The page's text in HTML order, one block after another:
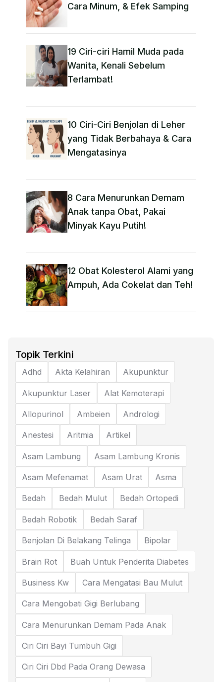
Cara Minum, & Efek Samping
19 Ciri-ciri Hamil Muda pada
Wanita, Kenali Sebelum
Terlambat!
10 Ciri-Ciri Benjolan di Leher
yang Tidak Berbahaya & Cara
Mengatasinya
8 Cara Menurunkan Demam
Anak tanpa Obat​, Pakai
Minyak Kayu Putih!
12 Obat Kolesterol Alami yang
Ampuh, Ada Cokelat dan Teh!
Topik Terkini
Adhd Akta Kelahiran Akupunktur
Akupunktur Laser Alat Kemoterapi
Allopurinol Ambeien Andrologi
Anestesi Aritmia Artikel
Asam Lambung Asam Lambung Kronis
Asam Mefenamat Asam Urat Asma
Bedah Bedah Mulut Bedah Ortopedi
Bedah Robotik Bedah Saraf
Benjolan Di Belakang Telinga Bipolar
Brain Rot Buah Untuk Penderita Diabetes
Business Kw Cara Mengatasi Bau Mulut
Cara Mengobati Gigi Berlubang
Cara Menurunkan Demam Pada Anak
Ciri Ciri Bayi Tumbuh Gigi
Ciri Ciri Dbd Pada Orang Dewasa